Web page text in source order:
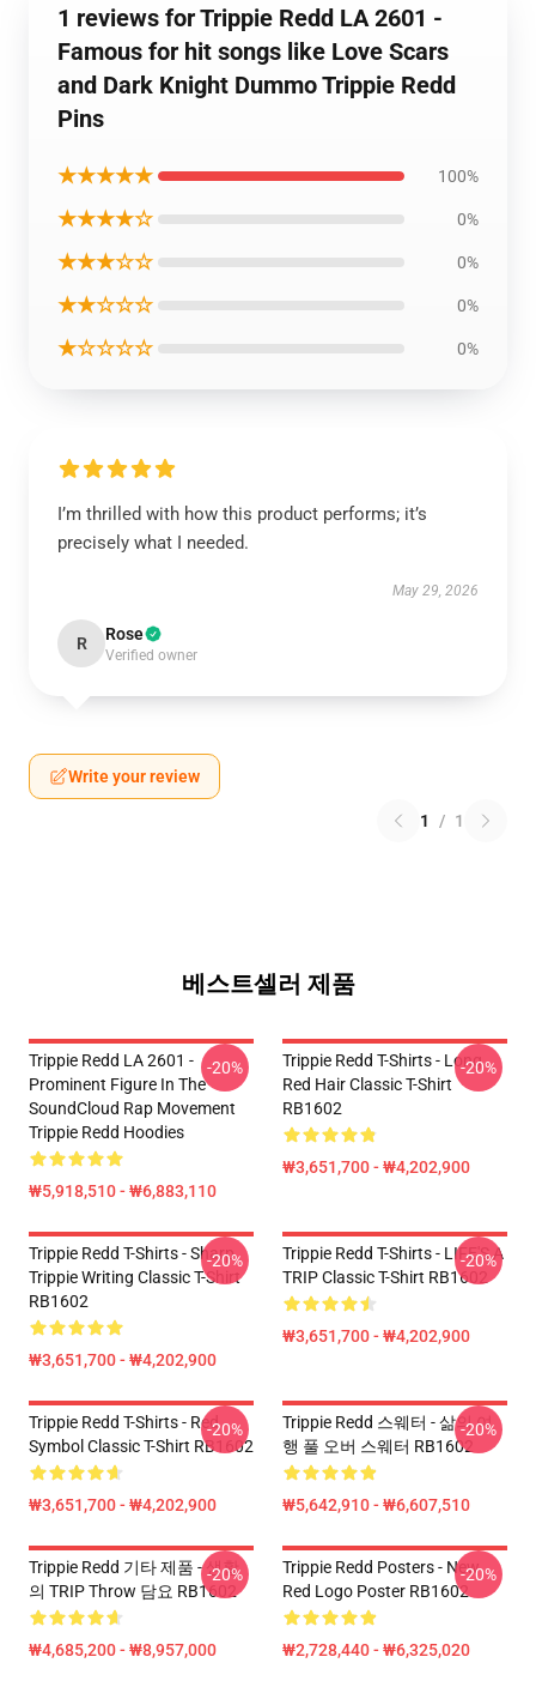
1 reviews for Trippie Redd LA 2601 -
Famous for hit songs like Love Scars
and Dark Knight Dummo Trippie Redd
Pins
★★★★★ 100%
★★★★☆ 0%
★★★☆☆ 0%
★★☆☆☆ 0%
★☆☆☆☆ 0%
I’m thrilled with how this product performs; it’s
precisely what I needed.
May 29, 2026
R Rose
Verified owner
Write your review
1 / 1
베스트셀러 제품
Trippie Redd LA 2601 -
Prominent Figure In The
SoundCloud Rap Movement
Trippie Redd Hoodies
₩5,918,510 - ₩6,883,110
-20%
Trippie Redd T-Shirts - Long
Red Hair Classic T-Shirt
RB1602
₩3,651,700 - ₩4,202,900
-20%
Trippie Redd T-Shirts - Sharp
Trippie Writing Classic T-Shirt
RB1602
₩3,651,700 - ₩4,202,900
-20%
Trippie Redd T-Shirts - LIFE'S A
TRIP Classic T-Shirt RB1602
₩3,651,700 - ₩4,202,900
-20%
Trippie Redd T-Shirts - Red
Symbol Classic T-Shirt RB1602
₩3,651,700 - ₩4,202,900
-20%
Trippie Redd 스웨터 - 삶의 여
행 풀 오버 스웨터 RB1602
₩5,642,910 - ₩6,607,510
-20%
Trippie Redd 기타 제품 - 생활
의 TRIP Throw 담요 RB1602
₩4,685,200 - ₩8,957,000
-20%
Trippie Redd Posters - New
Red Logo Poster RB1602
₩2,728,440 - ₩6,325,020
-20%